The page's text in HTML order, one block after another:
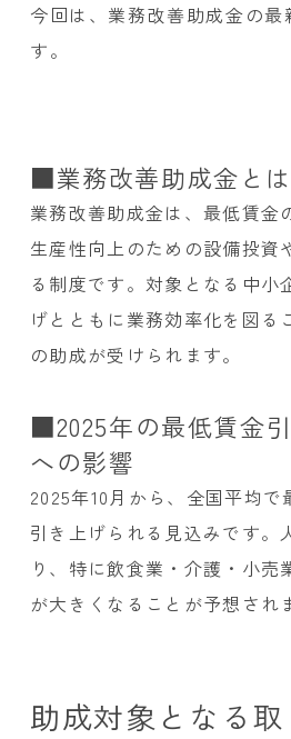
今回は、業務改善助成金の最
す。
■業務改善助成金とは
業務改善助成金は、最低賃金
生産性向上のための設備投資
る制度です。対象となる中小
げとともに業務効率化を図る
の助成が受けられます。
■2025年の最低賃金
への影響
2025年10月から、全国平均で
引き上げられる見込みです。
り、特に飲食業・介護・小売
が大きくなることが予想され
助成対象となる